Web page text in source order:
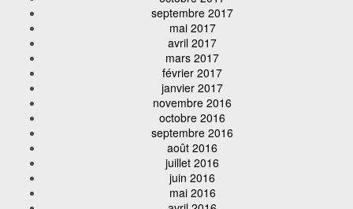
septembre 2017
mai 2017
avril 2017
mars 2017
février 2017
janvier 2017
novembre 2016
octobre 2016
septembre 2016
août 2016
juillet 2016
juin 2016
mai 2016